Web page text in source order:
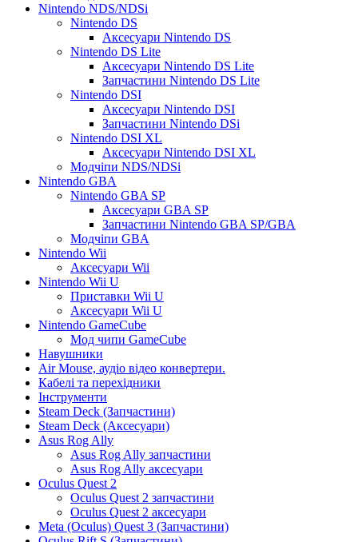
Nintendo NDS/NDSi
Nintendo DS
Аксесуари Nintendo DS
Nintendo DS Lite
Аксесуари Nintendo DS Lite
Запчастини Nintendo DS Lite
Nintendo DSI
Аксесуари Nintendo DSI
Запчастини Nintendo DSi
Nintendo DSI XL
Аксесуари Nintendo DSI XL
Модчіпи NDS/NDSi
Nintendo GBA
Nintendo GBA SP
Аксесуари GBA SP
Запчастини Nintendo GBA SP/GBA
Модчіпи GBA
Nintendo Wii
Аксесуари Wii
Nintendo Wii U
Приставки Wii U
Аксесуари Wii U
Nintendo GameCube
Мод чипи GameCube
Навушники
Air Mouse, аудіо відео конвертери.
Кабелі та перехідники
Інструменти
Steam Deck (Запчастини)
Steam Deck (Аксесуари)
Asus Rog Ally
Asus Rog Ally запчастини
Asus Rog Ally аксесуари
Oculus Quest 2
Oculus Quest 2 запчастини
Oculus Quest 2 аксесуари
Meta (Oculus) Quest 3 (Запчастини)